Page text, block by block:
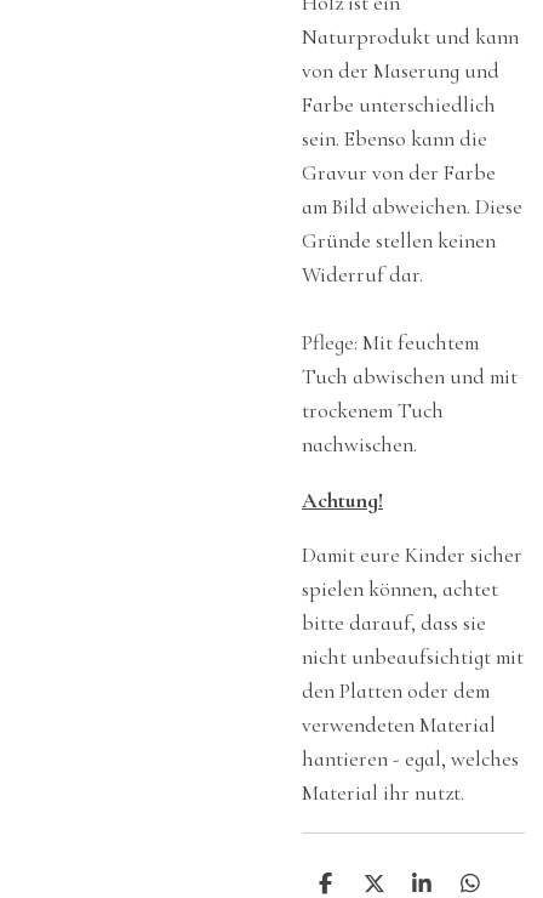
Naturprodukt und kann
von der Maserung und
Farbe unterschiedlich
sein. Ebenso kann die
Gravur von der Farbe
am Bild abweichen. Diese
Gründe stellen keinen
Widerruf dar.
Pflege: Mit feuchtem
Tuch abwischen und mit
trockenem Tuch
nachwischen.
Achtung!
Damit eure Kinder sicher
spielen können, achtet
bitte darauf, dass sie
nicht unbeaufsichtigt mit
den Platten oder dem
verwendeten Material
hantieren - egal, welches
Material ihr nutzt.